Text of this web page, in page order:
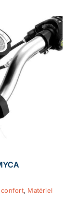
confort, Matériel